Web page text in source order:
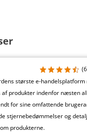
største e-
produkter indenfor næsten
for sine omfattende
stjernebedømmelser og
produkterne.